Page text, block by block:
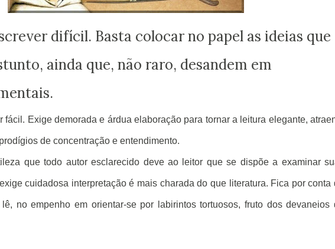
difícil. Basta colocar no papel as ideias que
ainda que, não raro, desandem em
fácil. Exige demorada e árdua elaboração para tornar a leitura elegante,
de concentração e entendimento.
que todo autor esclarecido deve ao leitor que se dispõe a examinar
cuidadosa interpretação é mais charada do que literatura. Fica por conta
no empenho em orientar-se por labirintos tortuosos, fruto dos devaneios